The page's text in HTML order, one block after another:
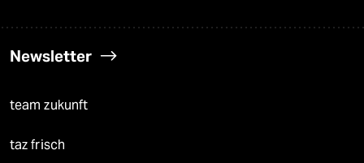
Newsletter
team zukunft
taz frisch